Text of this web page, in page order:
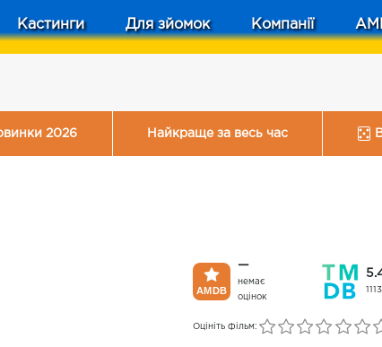
Кастинги Для зйомок Компанії
2026 Найкраще за весь час
—
немає
оцінок
1113
Оцініть фільм: